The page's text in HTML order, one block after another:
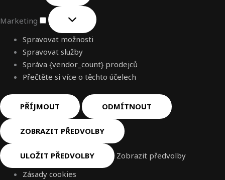
Marketing
Spravovat možnosti
Spravovat služby
Správa {vendor_count} prodejců
Přečtěte si více o těchto účelech
PŘÍJMOUT ODMÍTNOUT
ZOBRAZIT PŘEDVOLBY
ULOŽIT PŘEDVOLBY
Zobrazit předvolby
Zásady cookies